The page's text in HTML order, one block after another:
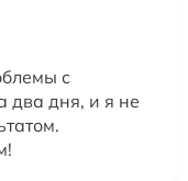
с
два дня, и я не